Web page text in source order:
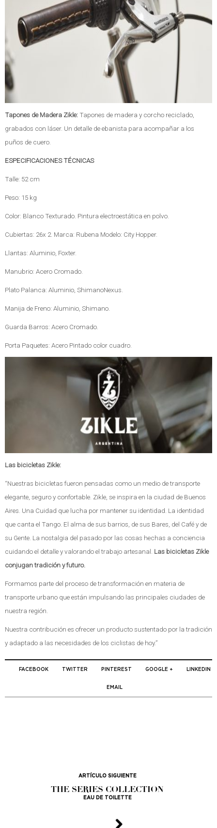
Tapones de Madera Zikle: Tapones de madera y corcho reciclado,
grabados con láser. Un detalle de ebanista para acompañar a los
puños de cuero.
ESPECIFICACIONES TÉCNICAS
Talle: 52 cm
Peso: 15 kg
Color: Blanco Texturado. Pintura electroestática en polvo.
Cubiertas: 26x 2. Marca: Rubena Modelo: City Hopper.
Llantas: Aluminio, Foxter.
Manubrio: Acero Cromado.
Plato Palanca: Aluminio, ShimanoNexus.
Manija de Freno: Aluminio, Shimano.
Guarda Barros: Acero Cromado.
Porta Paquetes: Acero Pintado color cuadro.
Las bicicletas Zikle:
“Nuestras bicicletas fueron pensadas como un medio de transporte
elegante, seguro y confortable. Zikle, se inspira en la ciudad de Buenos
Aires. Una Cuidad que lucha por mantener su identidad. La identidad
que canta el Tango. El alma de sus barrios, de sus Bares, del Café y de
su Gente. La nostalgia del pasado por las cosas hechas a conciencia
cuidando el detalle y valorando el trabajo artesanal. Las bicicletas Zikle
conjugan tradición y futuro.
Formamos parte del proceso de transformación en materia de
transporte urbano que están impulsando las principales ciudades de
nuestra región.
Nuestra contribución es ofrecer un producto sustentado por la tradición
y adaptado a las necesidades de los ciclistas de hoy.”
FACEBOOK TWITTER PINTEREST GOOGLE + LINKEDIN
EMAIL
ARTÍCULO SIGUIENTE
THE SERIES COLLECTION
EAU DE TOILETTE